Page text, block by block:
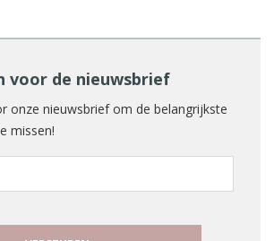
voor de nieuwsbrief
onze nieuwsbrief om de belangrijkste
missen!